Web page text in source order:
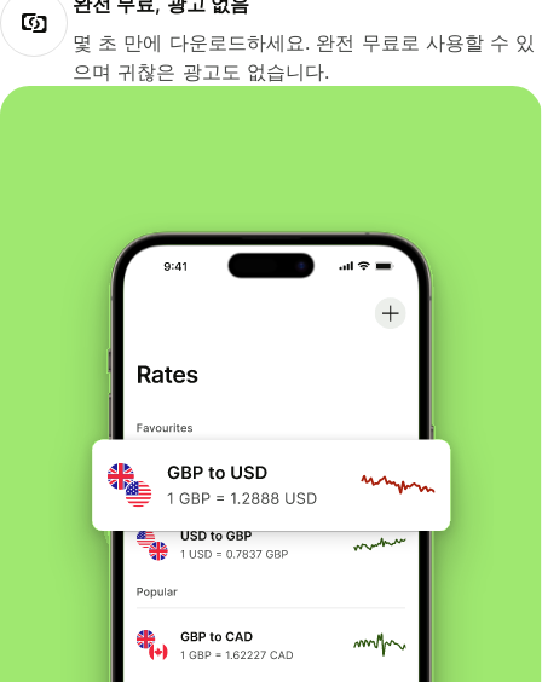
몇 초 만에 다운로드하세요. 완전 무료로 사용할 수 있
으며 귀찮은 광고도 없습니다.